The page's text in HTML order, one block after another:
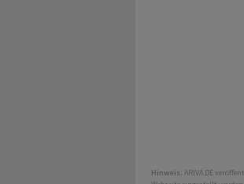
Hinweis: ARIVA.DE